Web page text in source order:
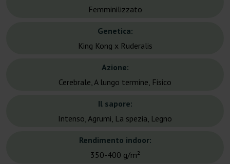
Femminilizzato
Genetica:
King Kong x Ruderalis
Azione:
Cerebrale, A lungo termine, Fisico
Il sapore:
Intenso, Agrumi, La spezia, Legno
Rendimento indoor:
350-400 g/m²